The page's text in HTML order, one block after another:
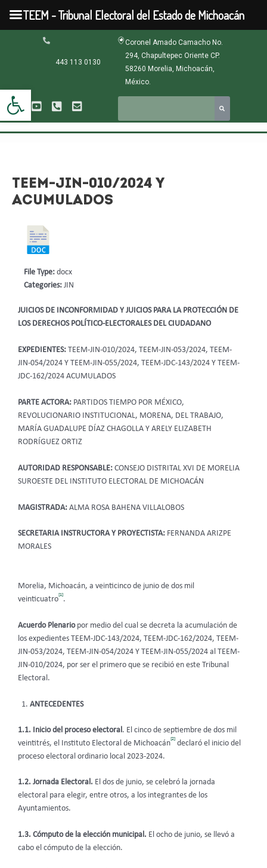
Abrir barra de herramientas
contenido
443 113 0130
Coronel Amado Camacho No.
294, Chapultepec Oriente CP.
58260 Morelia, Michoacán,
México.
TEEM-JIN-010/2024 Y
ACUMULADOS
JUICIOS DE INCONFORMIDAD Y JUICIOS PARA LA PROTECCIÓN DE
LOS DERECHOS POLÍTICO-ELECTORALES DEL CIUDADANO
EXPEDIENTES: TEEM-JIN-010/2024, TEEM-JIN-053/2024, TEEM-
JIN-054/2024 Y TEEM-JIN-055/2024, TEEM-JDC-143/2024 Y TEEM-
JDC-162/2024 ACUMULADOS
PARTE ACTORA: PARTIDOS TIEMPO POR MÉXICO,
REVOLUCIONARIO INSTITUCIONAL, MORENA, DEL TRABAJO,
MARÍA GUADALUPE DÍAZ CHAGOLLA Y ARELY ELIZABETH
RODRÍGUEZ ORTIZ
AUTORIDAD RESPONSABLE: CONSEJO DISTRITAL XVI DE MORELIA
SUROESTE DEL INSTITUTO ELECTORAL DE MICHOACÁN
MAGISTRADA: ALMA ROSA BAHENA VILLALOBOS
SECRETARIA INSTRUCTORA Y PROYECTISTA: FERNANDA ARIZPE
MORALES
Morelia, Michoacán, a veinticinco de junio de dos mil
veinticuatro
[1]
.
Acuerdo Plenario por medio del cual se decreta la acumulación de
los expedientes TEEM-JDC-143/2024, TEEM-JDC-162/2024, TEEM-
JIN-053/2024, TEEM-JIN-054/2024 Y TEEM-JIN-055/2024 al TEEM-
JIN-010/2024, por ser el primero que se recibió en este Tribunal
Electoral.
ANTECEDENTES
1.1. Inicio del proceso electoral . El cinco de septiembre de dos mil
veintitrés, el Instituto Electoral de Michoacán
[2]
declaró el inicio del
proceso electoral ordinario local 2023-2024.
1.2. Jornada Electoral. El dos de junio, se celebró la jornada
electoral para elegir, entre otros, a los integrantes de los
Ayuntamientos.
1.3. Cómputo de la elección municipal. El ocho de junio, se llevó a
cabo el cómputo de la elección.
File Type: docx
Categories: JIN
TEEM - Tribunal Electoral del Estado de Michoacán